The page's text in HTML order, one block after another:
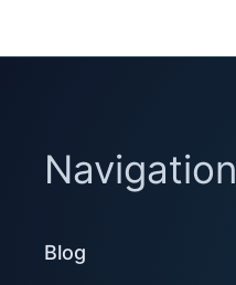
Navigation
Blog